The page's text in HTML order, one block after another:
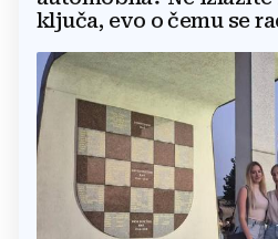
ključa, evo o čemu se